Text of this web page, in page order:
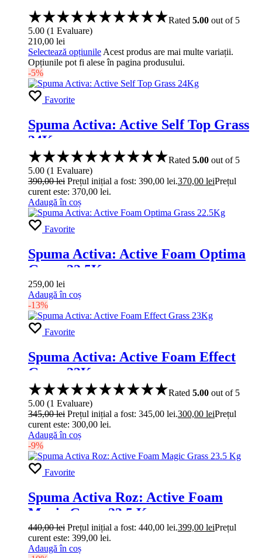
Rated 5.00 out of 5
5.00 (1 Evaluare)
210,00 lei
Selectează opțiunile Acest produs are mai multe variații.
Opțiunile pot fi alese în pagina produsului.
-5%
Favorite
Spuma Activa: Active Self Top Grass
24Kg
Rated 5.00 out of 5
5.00 (1 Evaluare)
390,00lei Prețul inițial a fost: 390,00 lei.370,00 leiPrețul
curent este: 370,00 lei.
Adaugă în coș
Favorite
Spuma Activa: Active Foam Optima
Grass 22.5Kg
259,00 lei
Adaugă în coș
-13%
Favorite
Spuma Activa: Active Foam Effect
Grass 23Kg
Rated 5.00 out of 5
5.00 (1 Evaluare)
345,00lei Prețul inițial a fost: 345,00 lei.300,00 leiPrețul
curent este: 300,00 lei.
Adaugă în coș
-9%
Favorite
Spuma Activa Roz: Active Foam
Magic Grass 23.5 Kg
440,00lei Prețul inițial a fost: 440,00 lei.399,00 leiPrețul
curent este: 399,00 lei.
Adaugă în coș